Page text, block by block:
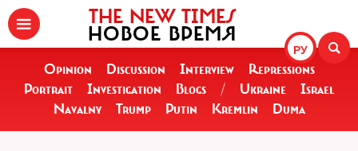
РУ
THE NEW TIMES
НОВОЕ ВРЕМЯ
Opinion Discussion Interview
Repressions
Portrait
Investigation Blogs / Ukraine
Israel
Navalny
Trump Putin Kremlin Duma